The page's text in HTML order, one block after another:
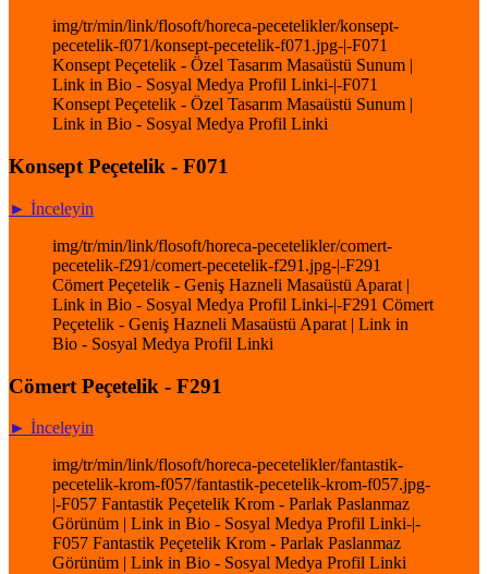
img/tr/min/link/flosoft/horeca-pecetelikler/konsept-
pecetelik-f071/konsept-pecetelik-f071.jpg-|-F071
Konsept Peçetelik - Özel Tasarım Masaüstü Sunum |
Link in Bio - Sosyal Medya Profil Linki-|-F071
Konsept Peçetelik - Özel Tasarım Masaüstü Sunum |
Link in Bio - Sosyal Medya Profil Linki
Konsept Peçetelik - F071
► İnceleyin
img/tr/min/link/flosoft/horeca-pecetelikler/comert-
pecetelik-f291/comert-pecetelik-f291.jpg-|-F291
Cömert Peçetelik - Geniş Hazneli Masaüstü Aparat |
Link in Bio - Sosyal Medya Profil Linki-|-F291 Cömert
Peçetelik - Geniş Hazneli Masaüstü Aparat | Link in
Bio - Sosyal Medya Profil Linki
Cömert Peçetelik - F291
► İnceleyin
img/tr/min/link/flosoft/horeca-pecetelikler/fantastik-
pecetelik-krom-f057/fantastik-pecetelik-krom-f057.jpg-
|-F057 Fantastik Peçetelik Krom - Parlak Paslanmaz
Görünüm | Link in Bio - Sosyal Medya Profil Linki-|-
F057 Fantastik Peçetelik Krom - Parlak Paslanmaz
Görünüm | Link in Bio - Sosyal Medya Profil Linki